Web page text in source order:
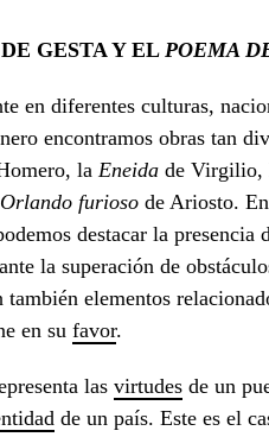
GESTA YEL POEMA
en diferentes culturas,
encontramos obras tan
la Eneida de Virgilio,
Orlando furioso de Ariosto.
destacar la
la superación de
elementos
en su favor.
las virtudes de un
de un país. Este es el